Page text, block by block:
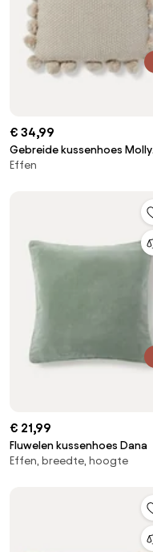
€ 34,99
Gebreide kussenhoes Molly
met pompoms
Effen
€ 21,99
Fluwelen kussenhoes Dana
Effen, breedte, hoogte